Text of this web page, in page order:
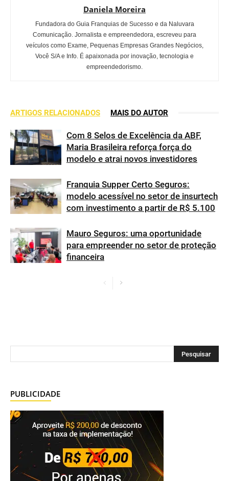
Daniela Moreira
Fundadora do Guia Franquias de Sucesso e da Naluvara
Comunicação. Jornalista e empreendedora, escreveu para
veículos como Exame, Pequenas Empresas Grandes Negócios,
Você S/A e Info. É apaixonada por inovação, tecnologia e
empreendedorismo.
ARTIGOS RELACIONADOS MAIS DO AUTOR
Com 8 Selos de Excelência da ABF,
Maria Brasileira reforça força do
modelo e atrai novos investidores
Franquia Supper Certo Seguros:
modelo acessível no setor de insurtech
com investimento a partir de R$ 5.100
Mauro Seguros: uma oportunidade
para empreender no setor de proteção
financeira
PUBLICIDADE